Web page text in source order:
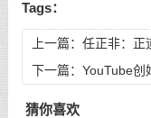
Tags：
上一篇： 任正非：正
下一篇： YouTube创
猜你喜欢